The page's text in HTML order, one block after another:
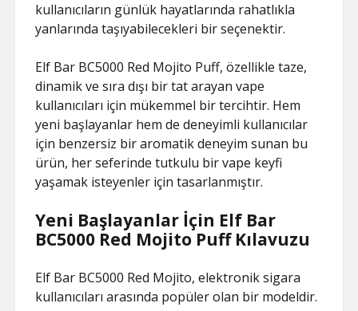
kullanıcıların günlük hayatlarında rahatlıkla
yanlarında taşıyabilecekleri bir seçenektir.
Elf Bar BC5000 Red Mojito Puff, özellikle taze,
dinamik ve sıra dışı bir tat arayan vape
kullanıcıları için mükemmel bir tercihtir. Hem
yeni başlayanlar hem de deneyimli kullanıcılar
için benzersiz bir aromatik deneyim sunan bu
ürün, her seferinde tutkulu bir vape keyfi
yaşamak isteyenler için tasarlanmıştır.
Yeni Başlayanlar İçin Elf Bar
BC5000 Red Mojito Puff Kılavuzu
Elf Bar BC5000 Red Mojito, elektronik sigara
kullanıcıları arasında popüler olan bir modeldir.